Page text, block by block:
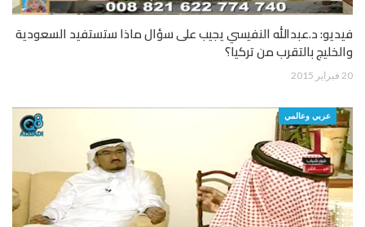
فيديو: د.عبدالله النفيسي يجيب على سؤال ماذا ستستفيد السعودية
والخليج بالتقرب من تركيا؟
20 فبراير 2015
عربي وعالمي